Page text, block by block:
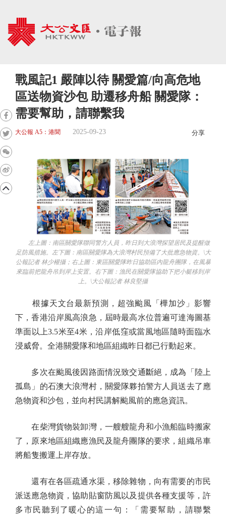
戰風記1 嚴陣以待 關愛篇/向高危地
區送物資沙包 助遷移舟船 關愛隊：
需要幫助，請聯繫我
大公報 A5：港聞 2025-09-23 分享
左上圖：南區關愛隊聯同警方人員，昨日到大浪灣探望居民及提醒做
足防風措施。左下圖：南區關愛隊為大浪灣村民預備了大批應急物資。\大
公報記者 林少權攝；右上圖：東區關愛隊昨日協助區內龍舟團隊，在風暴
來臨前把龍舟吊到岸上安置。右下圖：漁民在關愛隊協助下把小艇移到岸
上。\大公報記者 林良堅攝
根據天文台最新預測，超強颱風「樺加沙」影響
下，香港沿岸風高浪急，屆時最高水位普遍可達海圖基
準面以上3.5米至4米，沿岸低窪或當風地區隨時面臨水
浸威脅。全港關愛隊和地區組織昨日都已行動起來。
多次在颱風後因路面情況致交通斷絕，成為「陸上
孤島」的石澳大浪灣村，關愛隊夥拍警方人員送去了應
急物資和沙包，並向村民講解颱風前的應急資訊。
在柴灣貨物裝卸灣，一艘艘龍舟和小漁船臨時搬家
了，原來地區組織應漁民及龍舟團隊的要求，組織吊車
將船隻搬運上岸存放。
還有在各區疏通水渠，移除雜物，向有需要的市民
派送應急物資，協助貼窗防風以及提供各種支援等，許
多市民聽到了暖心的這一句：「需要幫助，請聯繫